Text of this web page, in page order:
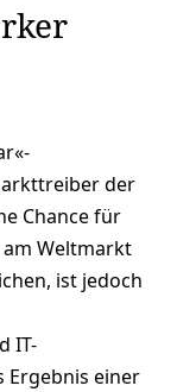
der
Chance für
Weltmarkt
ist jedoch
IT-
Ergebnis einer